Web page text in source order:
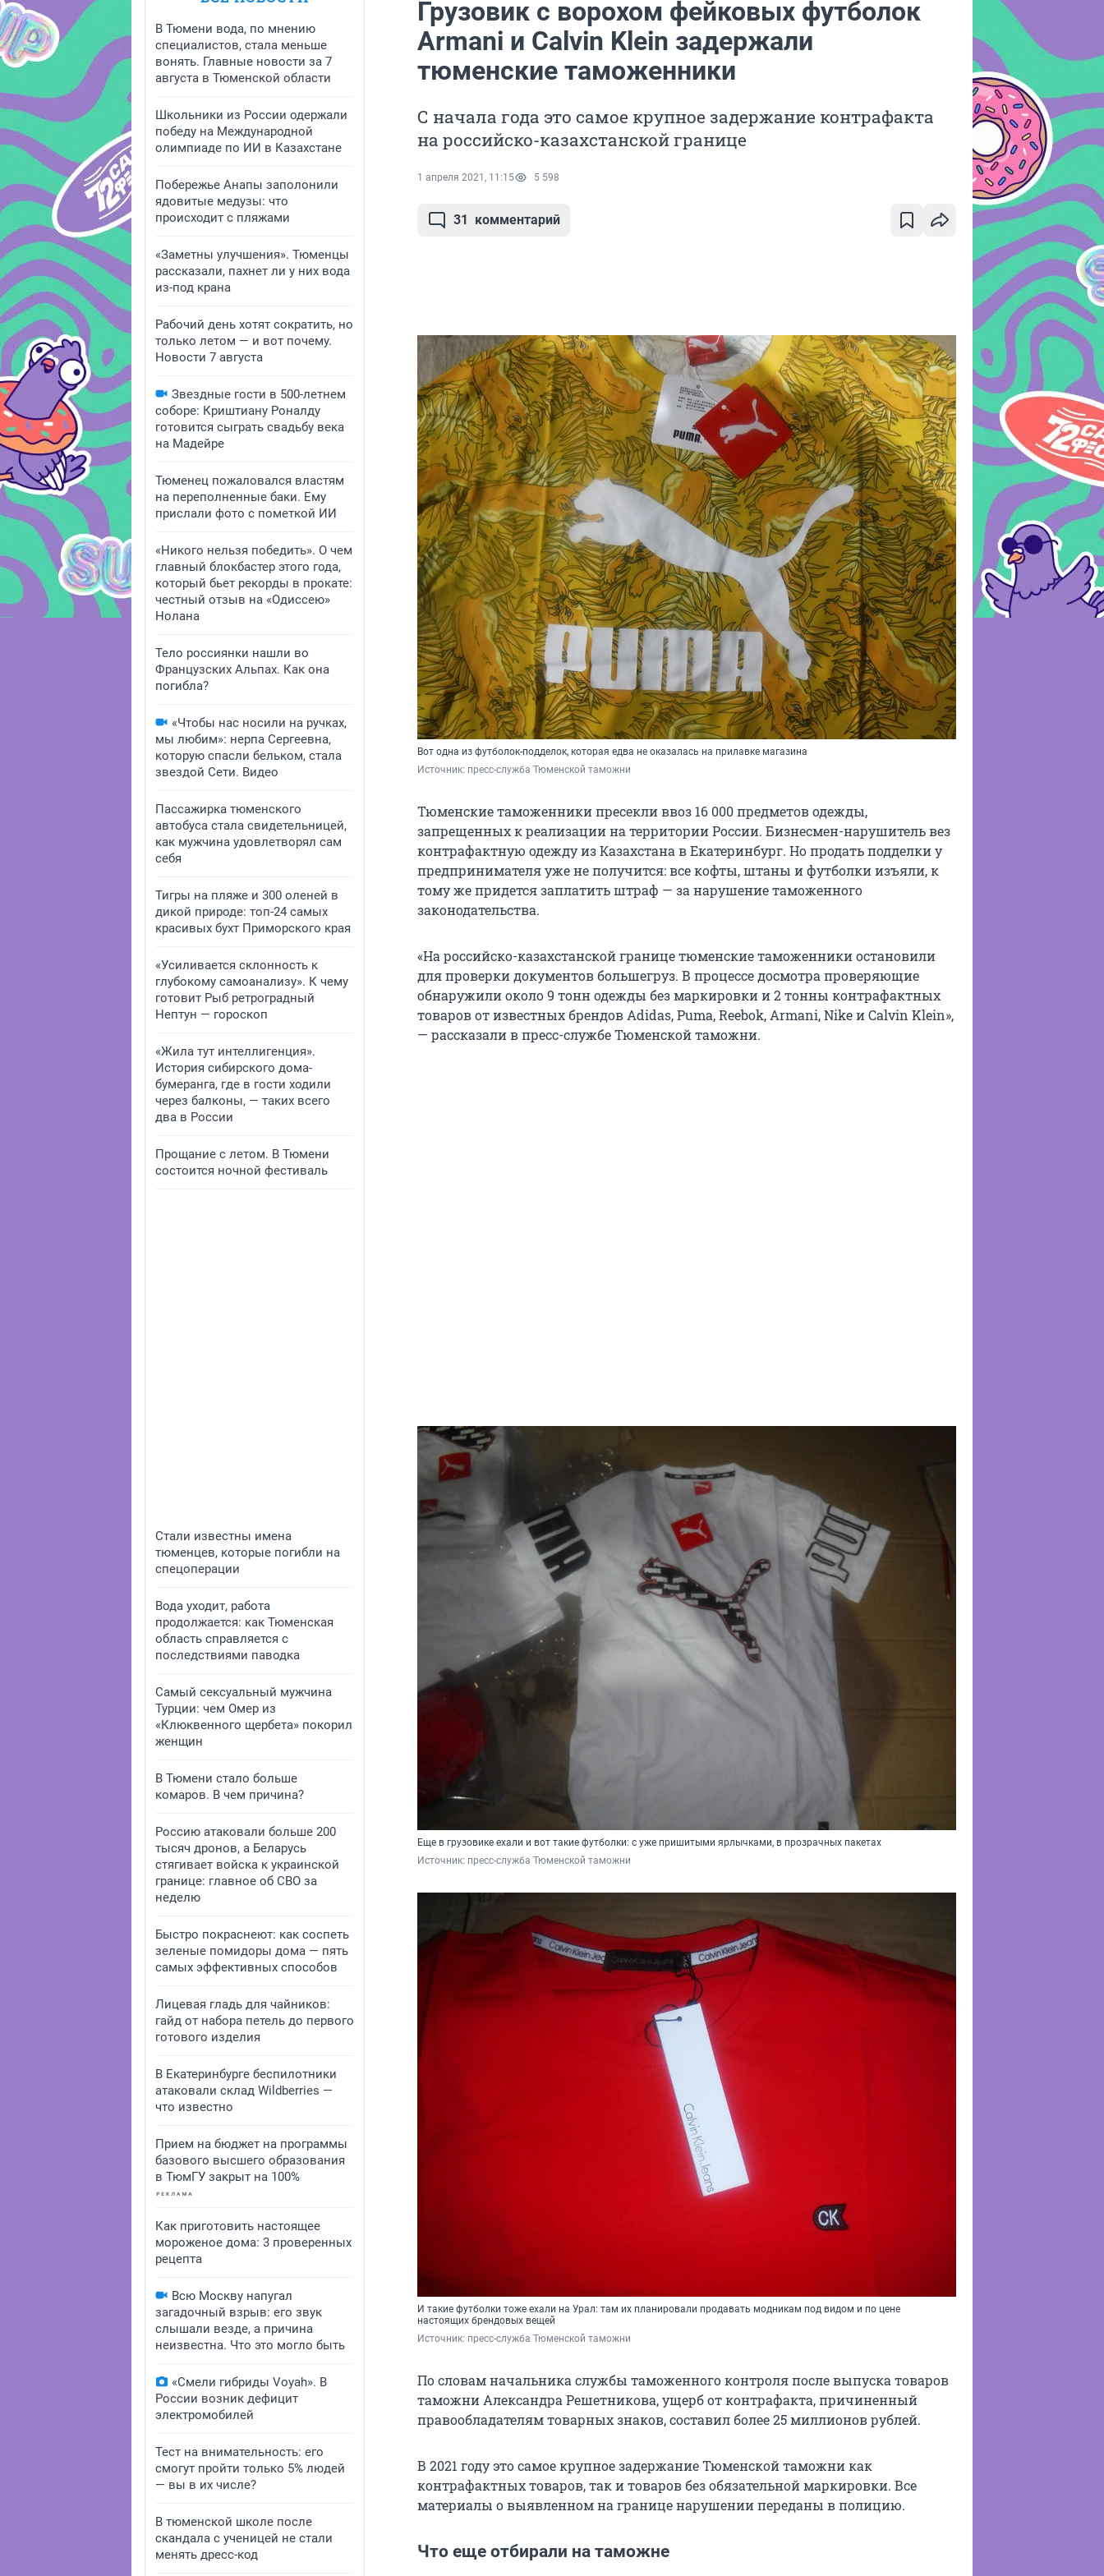
В Тюмени вода, по мнению
специалистов, стала меньше
вонять. Главные новости за 7
августа в Тюменской области
Школьники из России одержали
победу на Международной
олимпиаде по ИИ в Казахстане
Побережье Анапы заполонили
ядовитые медузы: что
происходит с пляжами
«Заметны улучшения». Тюменцы
рассказали, пахнет ли у них вода
из-под крана
Рабочий день хотят сократить, но
только летом — и вот почему.
Новости 7 августа
Звездные гости в 500-летнем
соборе: Криштиану Роналду
готовится сыграть свадьбу века
на Мадейре
Тюменец пожаловался властям
на переполненные баки. Ему
прислали фото с пометкой ИИ
«Никого нельзя победить». О чем
главный блокбастер этого года,
который бьет рекорды в прокате:
честный отзыв на «Одиссею»
Нолана
Тело россиянки нашли во
Французских Альпах. Как она
погибла?
«Чтобы нас носили на ручках,
мы любим»: нерпа Сергеевна,
которую спасли бельком, стала
звездой Сети. Видео
Пассажирка тюменского
автобуса стала свидетельницей,
как мужчина удовлетворял сам
себя
Тигры на пляже и 300 оленей в
дикой природе: топ-24 самых
красивых бухт Приморского края
«Усиливается склонность к
глубокому самоанализу». К чему
готовит Рыб ретроградный
Нептун — гороскоп
«Жила тут интеллигенция».
История сибирского дома-
бумеранга, где в гости ходили
через балконы, — таких всего
два в России
Прощание с летом. В Тюмени
состоится ночной фестиваль
Стали известны имена
тюменцев, которые погибли на
спецоперации
Вода уходит, работа
продолжается: как Тюменская
область справляется с
последствиями паводка
Самый сексуальный мужчина
Турции: чем Омер из
«Клюквенного щербета» покорил
женщин
В Тюмени стало больше
комаров. В чем причина?
Россию атаковали больше 200
тысяч дронов, а Беларусь
стягивает войска к украинской
границе: главное об СВО за
неделю
Быстро покраснеют: как соспеть
зеленые помидоры дома — пять
самых эффективных способов
Лицевая гладь для чайников:
гайд от набора петель до первого
готового изделия
В Екатеринбурге беспилотники
атаковали склад Wildberries —
что известно
Прием на бюджет на программы
базового высшего образования
в ТюмГУ закрыт на 100%
Как приготовить настоящее
мороженое дома: 3 проверенных
рецепта
Всю Москву напугал
загадочный взрыв: его звук
слышали везде, а причина
неизвестна. Что это могло быть
«Смели гибриды Voyah». В
России возник дефицит
электромобилей
Тест на внимательность: его
смогут пройти только 5% людей
— вы в их числе?
В тюменской школе после
скандала с ученицей не стали
менять дресс-код
Грузовик с ворохом фейковых футболок
Armani и Calvin Klein задержали
тюменские таможенники
С начала года это самое крупное задержание контрафакта
на российско-казахстанской границе
1 апреля 2021, 11:15 5 598
31 комментарий
Вот одна из футболок-подделок, которая едва не оказалась на прилавке магазина
Источник: пресс-служба Тюменской таможни
Тюменские таможенники пресекли ввоз 16 000 предметов одежды,
запрещенных к реализации на территории России. Бизнесмен-нарушитель вез
контрафактную одежду из Казахстана в Екатеринбург. Но продать подделки у
предпринимателя уже не получится: все кофты, штаны и футболки изъяли, к
тому же придется заплатить штраф — за нарушение таможенного
законодательства.
«На российско-казахстанской границе тюменские таможенники остановили
для проверки документов большегруз. В процессе досмотра проверяющие
обнаружили около 9 тонн одежды без маркировки и 2 тонны контрафактных
товаров от известных брендов Adidas, Puma, Reebok, Armani, Nike и Calvin Klein»,
— рассказали в пресс-службе Тюменской таможни.
Еще в грузовике ехали и вот такие футболки: с уже пришитыми ярлычками, в прозрачных пакетах
Источник: пресс-служба Тюменской таможни
И такие футболки тоже ехали на Урал: там их планировали продавать модникам под видом и по цене
настоящих брендовых вещей
Источник: пресс-служба Тюменской таможни
По словам начальника службы таможенного контроля после выпуска товаров
таможни Александра Решетникова, ущерб от контрафакта, причиненный
правообладателям товарных знаков, составил более 25 миллионов рублей.
В 2021 году это самое крупное задержание Тюменской таможни как
контрафактных товаров, так и товаров без обязательной маркировки. Все
материалы о выявленном на границе нарушении переданы в полицию.
Что еще отбирали на таможне